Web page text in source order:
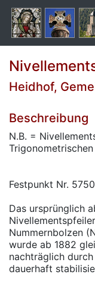
Heidhof,
Beschreibung
N.B. =
Festpunkt Nr.
Das ursprünglich
Nummernbolzen
wurde ab 1882
nachträglich
dauerhaft